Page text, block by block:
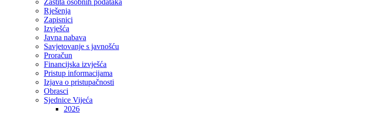
Zaštita osobnih podataka
Rješenja
Zapisnici
Izvješća
Javna nabava
Savjetovanje s javnošću
Proračun
Financijska izvješća
Pristup informacijama
Izjava o pristupačnosti
Obrasci
Sjednice Vijeća
2026